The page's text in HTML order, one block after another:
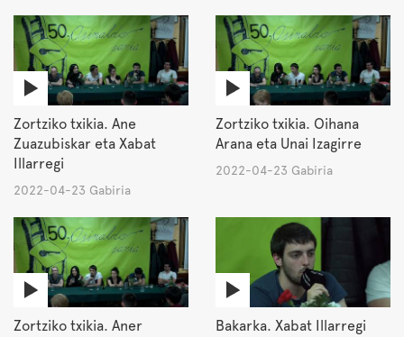
Zortziko txikia. Ane
Zuazubiskar eta Xabat
Illarregi
2022-04-23 Gabiria
Zortziko txikia. Oihana
Arana eta Unai Izagirre
2022-04-23 Gabiria
Zortziko txikia. Aner
Bakarka. Xabat Illarregi